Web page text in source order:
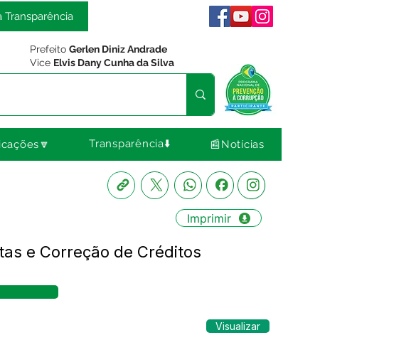
Transparência
Prefeito Gerlen Diniz Andrade
Vice Elvis Dany Cunha da Silva
Transparência⬇️ 📰Notícias
Imprimir
e Correção de Créditos
Visualizar